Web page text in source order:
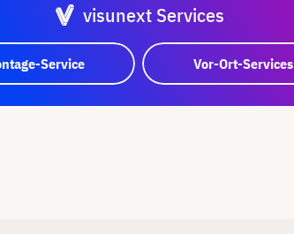
visunext Services
Service Vor-Ort-Services